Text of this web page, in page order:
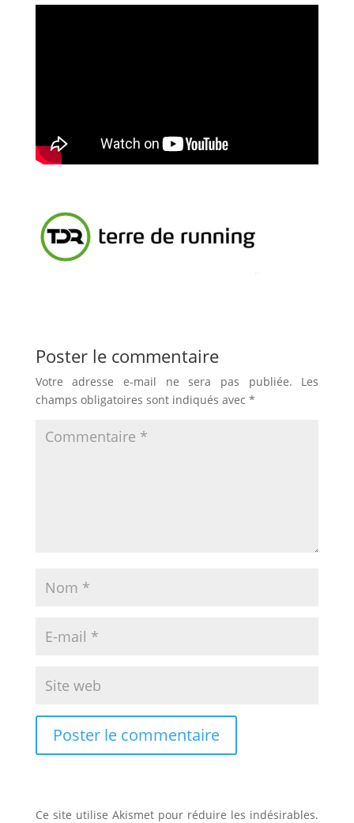
Poster le commentaire
Votre adresse e-mail ne sera pas publiée.
Les
champs obligatoires sont indiqués avec *
Ce site utilise Akismet pour réduire les indésirables.